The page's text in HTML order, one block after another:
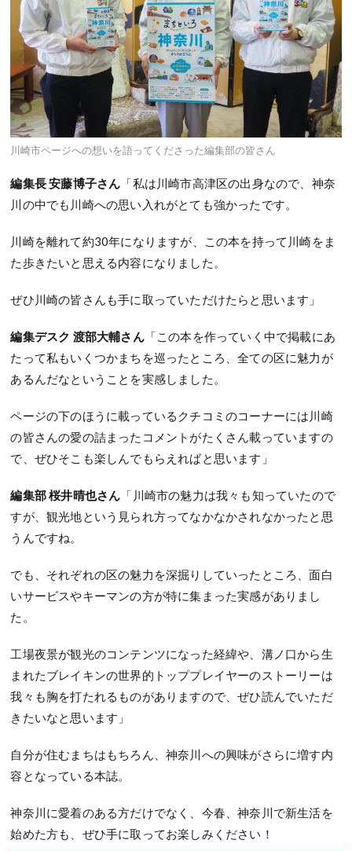
川崎市ページへの想いを語ってくださった編集部の皆さん
編集長 安藤博子さん 「私は川崎市高津区の出身なので、神奈
川の中でも川崎への思い入れがとても強かったです。
川崎を離れて約30年になりますが、この本を持って川崎をま
た歩きたいと思える内容になりました。
ぜひ川崎の皆さんも手に取っていただけたらと思います」
編集デスク 渡部大輔さん 「この本を作っていく中で掲載にあ
たって私もいくつかまちを巡ったところ、全ての区に魅力が
あるんだなということを実感しました。
ページの下のほうに載っているクチコミのコーナーには川崎
の皆さんの愛の詰まったコメントがたくさん載っていますの
で、ぜひそこも楽しんでもらえればと思います」
編集部 桜井晴也さん 「川崎市の魅力は我々も知っていたので
すが、観光地という見られ方ってなかなかされなかったと思
うんですね。
でも、それぞれの区の魅力を深掘りしていったところ、面白
いサービスやキーマンの方が特に集まった実感がありまし
た。
工場夜景が観光のコンテンツになった経緯や、溝ノ口から生
まれたブレイキンの世界的トッププレイヤーのストーリーは
我々も胸を打たれるものがありますので、ぜひ読んでいただ
きたいなと思います」
自分が住むまちはもちろん、神奈川への興味がさらに増す内
容となっている本誌。
神奈川に愛着のある方だけでなく、今春、神奈川で新生活を
始めた方も、ぜひ手に取ってお楽しみください！